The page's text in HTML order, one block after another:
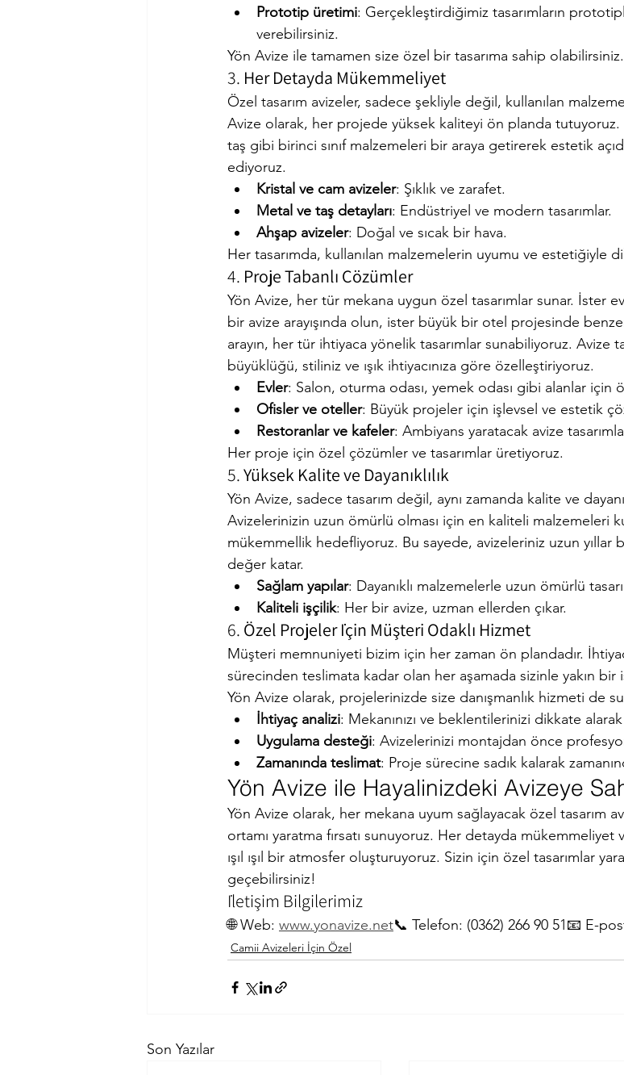
Prototip üretimi: Gerçekleştirdiğimiz tasarımların
verebilirsiniz.
Yön Avize ile tamamen size özel bir tasarıma sahip olabilirsiniz.
3. Her Detayda Mükemmeliyet
Özel tasarım avizeler, sadece şekliyle değil, kullanılan
Avize olarak, her projede yüksek kaliteyi ön planda tutuyoruz.
taş gibi birinci sınıf malzemeleri bir araya getirerek estetik
ediyoruz.
Kristal ve cam avizeler: Şıklık ve zarafet.
Metal ve taş detayları: Endüstriyel ve modern tasarımlar.
Ahşap avizeler: Doğal ve sıcak bir hava.
Her tasarımda, kullanılan malzemelerin uyumu ve estetiğiyle
4. Proje Tabanlı Çözümler
Yön Avize, her tür mekana uygun özel tasarımlar sunar. İster
bir avize arayışında olun, ister büyük bir otel projesinde
arayın, her tür ihtiyaca yönelik tasarımlar sunabiliyoruz. Avize
büyüklüğü, stiliniz ve ışık ihtiyacınıza göre özelleştiriyoruz.
Evler: Salon, oturma odası, yemek odası gibi alanlar için
Ofisler ve oteller: Büyük projeler için işlevsel ve estetik
Restoranlar ve kafeler: Ambiyans yaratacak avize
Her proje için özel çözümler ve tasarımlar üretiyoruz.
5. Yüksek Kalite ve Dayanıklılık
Yön Avize, sadece tasarım değil, aynı zamanda kalite ve
Avizelerinizin uzun ömürlü olması için en kaliteli malzemeleri
mükemmellik hedefliyoruz. Bu sayede, avizeleriniz uzun yıllar
değer katar.
Sağlam yapılar: Dayanıklı malzemelerle uzun ömürlü
Kaliteli işçilik: Her bir avize, uzman ellerden çıkar.
6. Özel Projeler İçin Müşteri Odaklı Hizmet
Müşteri memnuniyeti bizim için her zaman ön plandadır.
sürecinden teslimata kadar olan her aşamada sizinle yakın bir
Yön Avize olarak, projelerinizde size danışmanlık hizmeti de
İhtiyaç analizi: Mekanınızı ve beklentilerinizi dikkate
Uygulama desteği: Avizelerinizi montajdan önce
Zamanında teslimat: Proje sürecine sadık kalarak
Yön Avize ile Hayalinizdeki Avizeye
Yön Avize olarak, her mekana uyum sağlayacak özel tasarım
ortamı yaratma fırsatı sunuyoruz. Her detayda
ışıl ışıl bir atmosfer oluşturuyoruz. Sizin için özel tasarımlar
geçebilirsiniz!
İletişim Bilgilerimiz
🌐 Web: www.yonavize.net📞 Telefon: (0362) 266 90 51📧 E-
Camii Avizeleri İçin Özel
Son Yazılar